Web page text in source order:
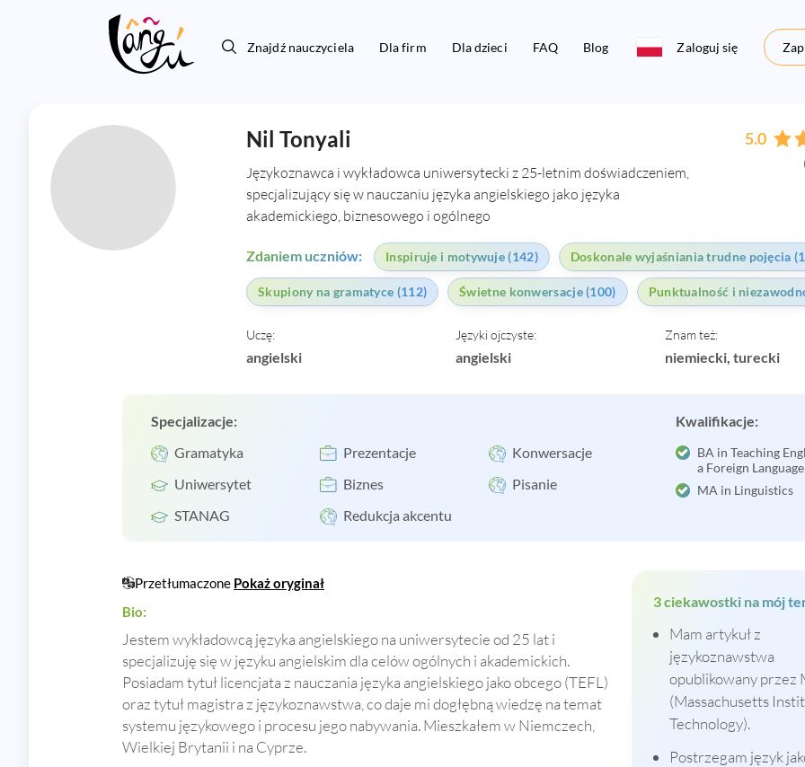
Znajdź nauczyciela Dla firm Dla dzieci FAQ Blog Zaloguj się
Nil Tonyali
Językoznawca i wykładowca uniwersytecki z 25-letnim doświadczeniem,
specjalizujący się w nauczaniu języka angielskiego jako języka
akademickiego, biznesowego i ogólnego
5.0
Zdaniem uczniów: Inspiruje i motywuje (142) Doskonale wyjaśniania trudne pojęcia
Skupiony na gramatyce (112) Świetne konwersacje (100) Punktualność i
Uczę:
angielski
Języki ojczyste:
angielski
Znam też:
niemiecki, turecki
Specjalizacje:
Gramatyka
Prezentacje
Konwersacje
Uniwersytet
Biznes
Pisanie
STANAG
Redukcja akcentu
Kwalifikacje:
BA in Teaching
a Foreign Language
MA in Linguistics
Przetłumaczone Pokaż oryginał
Bio:
Jestem wykładowcą języka angielskiego na uniwersytecie od 25 lat i
specjalizuję się w języku angielskim dla celów ogólnych i akademickich.
Posiadam tytuł licencjata z nauczania języka angielskiego jako obcego (TEFL)
oraz tytuł magistra z językoznawstwa, co daje mi dogłębną wiedzę na temat
systemu językowego i procesu jego nabywania. Mieszkałem w Niemczech,
Wielkiej Brytanii i na Cyprze.
3 ciekawostki na mój
Mam artykuł z
językoznawstwa
opublikowany przez
(Massachusetts
Technology).
Postrzegam język